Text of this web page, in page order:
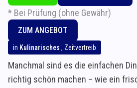
* Bei Prüfung (ohne Gewähr)
ZUM ANGEBOT
in Kulinarisches , Zeitvertreib
Manchmal sind es die einfachen
richtig schön machen – wie ein